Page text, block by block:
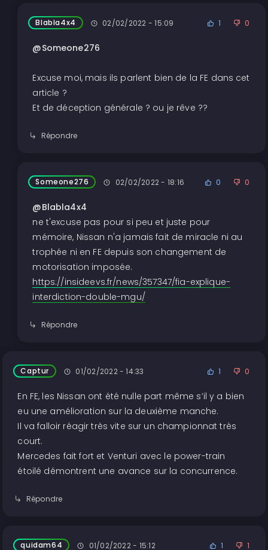
Blabla4x4 02/02/2022 - 15:09 1 0
@Someone276
Excuse moi, mais ils parlent bien de la FE dans cet
article ?
Et de déception générale ? ou je rêve ??
Répondre
Someone276 02/02/2022 - 18:16 0 0
@Blabla4x4
ne t'excuse pas pour si peu et juste pour
mémoire, Nissan n'a jamais fait de miracle ni au
trophée ni en FE depuis son changement de
motorisation imposée.
https://insideevs.fr/news/357347/fia-explique-
interdiction-double-mgu/
Répondre
Captur 01/02/2022 - 14:33 1 0
En FE, les Nissan ont été nulle part même s’il y a bien
eu une amélioration sur la deuxième manche.
Il va falloir réagir très vite sur un championnat très
court.
Mercedes fait fort et Venturi avec le power-train
étoilé démontrent une avance sur la concurrence.
Répondre
quidam64 01/02/2022 - 15:12 1 1